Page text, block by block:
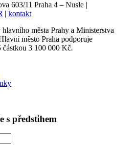
603/11 Praha 4 – Nusle |
| kontakt
města Prahy a Ministerstva
město Praha podporuje
3 100 000 Kč.
s předstihem